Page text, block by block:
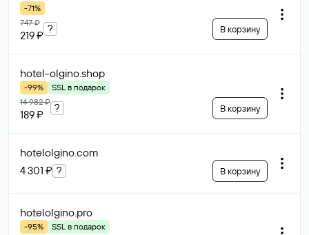
-71%
747 ₽
219 ₽
? В корзину
hotel-olgino.shop
-99%
SSL в подарок
14 982 ₽
189 ₽
? В корзину
hotelolgino.com
4 301 ₽ ? В корзину
hotelolgino.pro
-95%
SSL в подарок